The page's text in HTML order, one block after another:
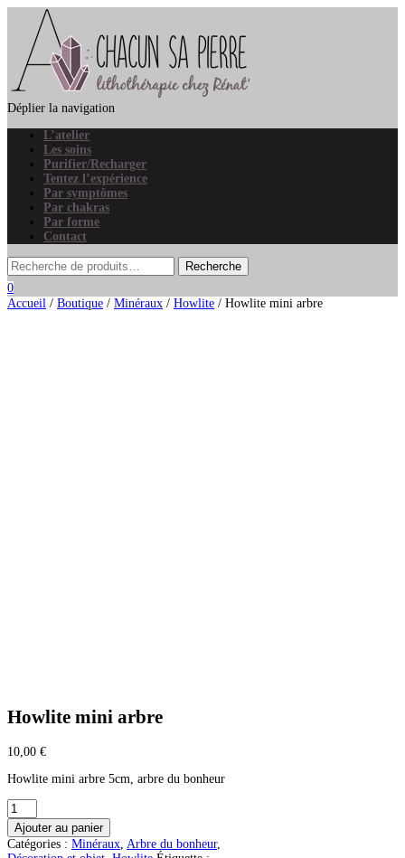
Déplier la navigation
L’atelier
Les soins
Purifier/Recharger
Tentez l’expérience
Par symptômes
Par chakras
Par forme
Contact
0
Accueil / Boutique / Minéraux / Howlite / Howlite mini arbre
Howlite mini arbre
10,00 €
Howlite mini arbre 5cm, arbre du bonheur
quantité
de
Howlite
mini
Ajouter au panier
Catégories : Minéraux Arbre du bonheur,